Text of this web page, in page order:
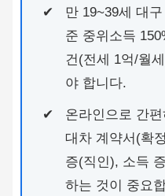
만 19~39세 대
준 중위소득
건(전세 1억/월
야 합니다.
온라인으로 간
대차 계약서(확
증(직인), 소득
하는 것이 중요